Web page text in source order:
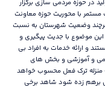
در حوزه مردمی سازی برگزار
با محوریت حوزه معاونت
هرچند وضعیت شهرستان به نسبت
موضوع با جدیت پیگیری و
و ارائه خدمات به افراد بی
و آموزشی و بخش های
منزله ترک فعل محسوب خواهد
برهم زده شود شاهد برخی